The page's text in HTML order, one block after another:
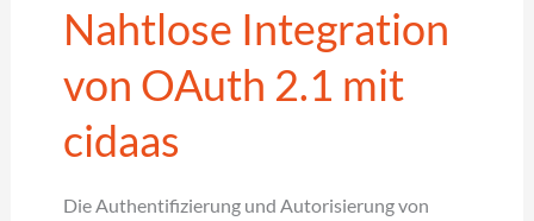
im
Design
mit
cidaas
Hosted
Nahtlose Integration
von OAuth 2.1 mit
cidaas
Die Authentifizierung und Autorisierung von